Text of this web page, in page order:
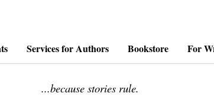
Services for Authors Bookstore For
...because stories rule.